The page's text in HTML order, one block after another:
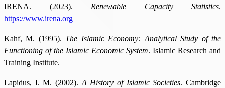
IRENA. (2023). Renewable Capacity Statistics.
https://www.irena.org
Kahf, M. (1995). The Islamic Economy: Analytical Study of the
Functioning of the Islamic Economic System. Islamic Research and
Training Institute.
Lapidus, I. M. (2002). A History of Islamic Societies. Cambridge